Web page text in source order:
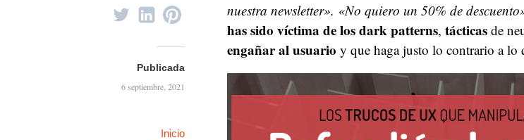
Publicada
6 septiembre, 2021
Inicio
nuestra newsletter». «No quiero un 50% de
has sido víctima de los dark patterns, tácticas de
engañar al usuario y que haga justo lo contrario a lo